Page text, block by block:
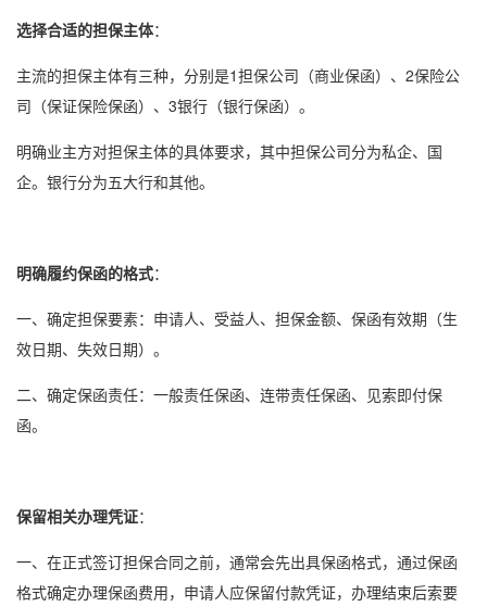
选择合适的担保主体：
主流的担保主体有三种，分别是1担保公司（商业保函）、2保险公
司（保证保险保函）、3银行（银行保函）。
明确业主方对担保主体的具体要求，其中担保公司分为私企、国
企。银行分为五大行和其他。
明确履约保函的格式：
一、确定担保要素：申请人、受益人、担保金额、保函有效期（生
效日期、失效日期）。
二、确定保函责任：一般责任保函、连带责任保函、见索即付保
函。
保留相关办理凭证：
一、在正式签订担保合同之前，通常会先出具保函格式，通过保函
格式确定办理保函费用，申请人应保留付款凭证，办理结束后索要